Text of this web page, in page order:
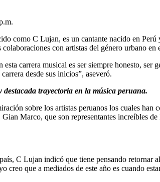
como C Lujan, es un cantante nacido en
con artistas del género urbano en
carrera musical es ser siempre honesto,
desde sus inicios”, aseveró.
trayectoria en la música peruana.
sobre los artistas peruanos los cuales
Marco, que son representantes increíbles de
C Lujan indicó que tiene pensando retornar
creo que a mediados de este año es cuando